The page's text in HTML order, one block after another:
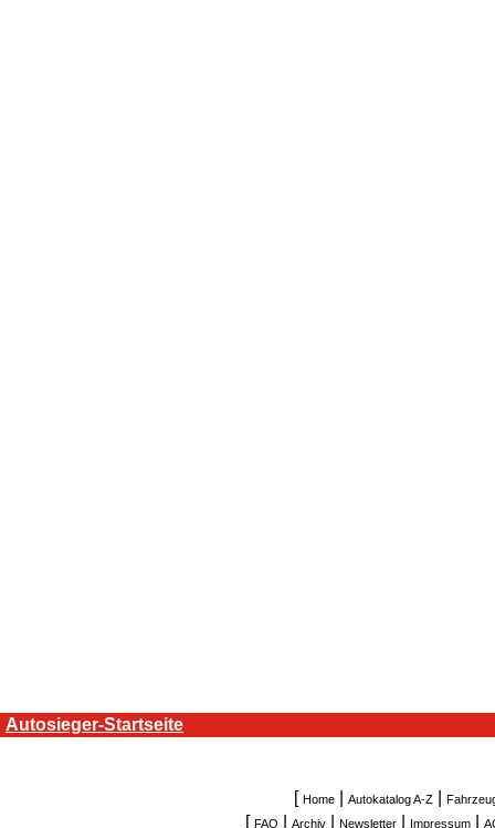
Autosieger-Startseite
[ Home| Autokatalog A-Z|
[ FAQ Archiv Newsletter Impressum